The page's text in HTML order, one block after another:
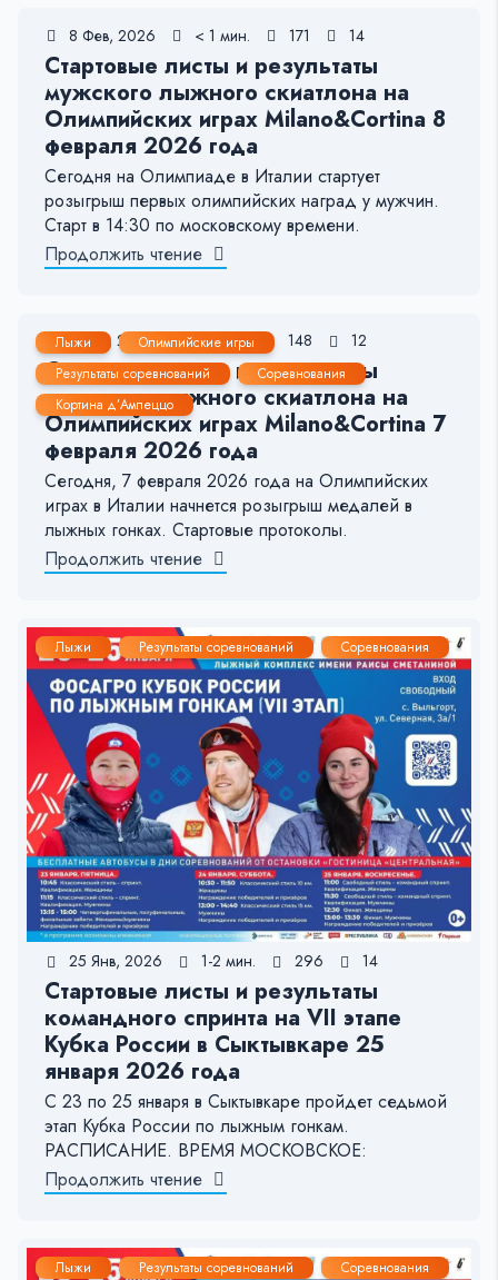
8 Фев, 2026 < 1 мин. 171 14
Стартовые листы и результаты
мужского лыжного скиатлона на
Олимпийских играх Milano&Cortina 8
февраля 2026 года
Сегодня на Олимпиаде в Италии стартует
розыгрыш первых олимпийских наград у мужчин.
Старт в 14:30 по московскому времени.
Продолжить чтение
Лыжи
Олимпийские игры
Результаты соревнований
Соревнования
Кортина д’Ампеццо
7 Фев, 2026 < 1 мин. 148 12
Стартовые листы и результаты
женского лыжного скиатлона на
Олимпийских играх Milano&Cortina 7
февраля 2026 года
Сегодня, 7 февраля 2026 года на Олимпийских
играх в Италии начнется розыгрыш медалей в
лыжных гонках. Стартовые протоколы.
Продолжить чтение
Лыжи Результаты соревнований Соревнования
25 Янв, 2026 1-2 мин. 296 14
Стартовые листы и результаты
командного спринта на VII этапе
Кубка России в Сыктывкаре 25
января 2026 года
С 23 по 25 января в Сыктывкаре пройдет седьмой
этап Кубка России по лыжным гонкам.
РАСПИСАНИЕ. ВРЕМЯ МОСКОВСКОЕ:
Продолжить чтение
Лыжи Результаты соревнований Соревнования